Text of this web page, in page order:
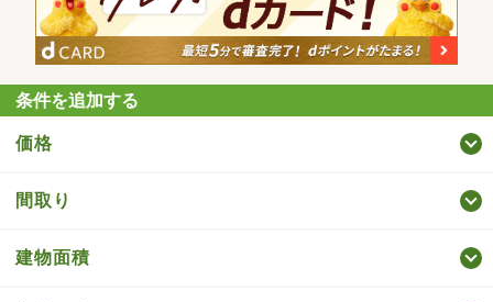
条件を追加する
価格
間取り
建物面積